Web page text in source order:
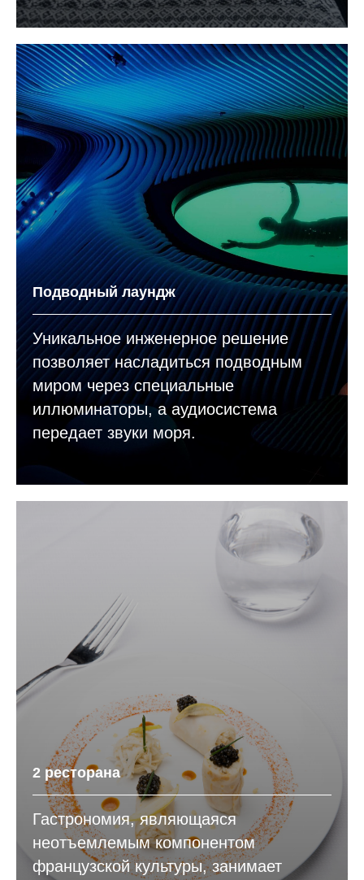
Подводный лаундж
Уникальное инженерное решение
позволяет насладиться подводным
миром через специальные
иллюминаторы, а аудиосистема
передает звуки моря.
2 ресторана
Гастрономия, являющаяся
неотъемлемым компонентом
французской культуры, занимает